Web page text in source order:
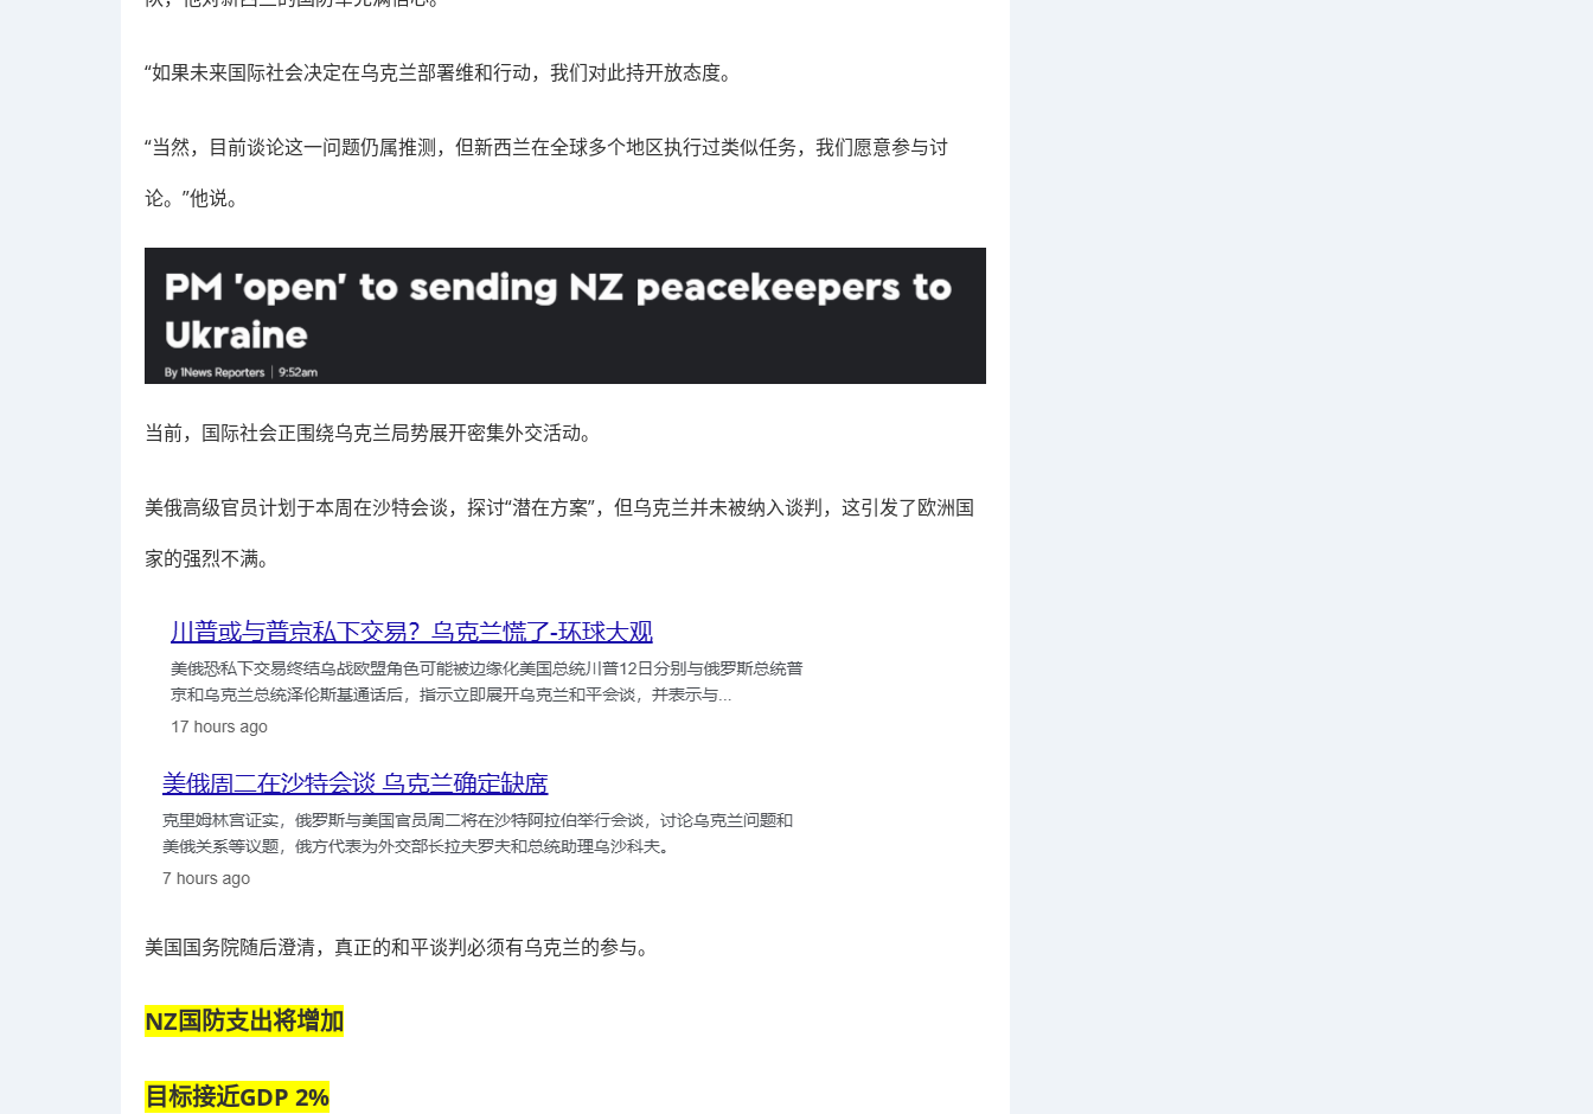
“如果未来国际社会决定在乌克兰部署维和行动，我们对此持开放态度。
“当然，目前谈论这一问题仍属推测，但新西兰在全球多个地区执行过类似任务，我们愿意参与讨
论。”他说。
当前，国际社会正围绕乌克兰局势展开密集外交活动。
美俄高级官员计划于本周在沙特会谈，探讨“潜在方案”，但乌克兰并未被纳入谈判，这引发了欧洲国
家的强烈不满。
美国国务院随后澄清，真正的和平谈判必须有乌克兰的参与。
NZ国防支出将增加
目标接近GDP 2%